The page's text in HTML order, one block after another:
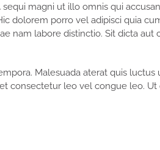
magni ut illo omnis qui
dolorem porro vel adipisci quia
nam labore distinctio. Sit dicta aut
Malesuada aterat quis luctus
consectetur leo vel congue leo.